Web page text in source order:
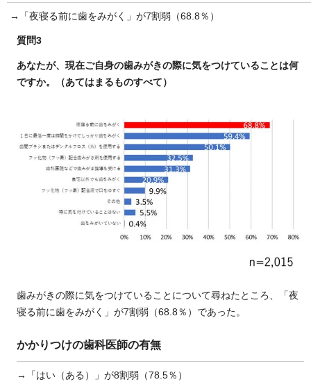
→「夜寝る前に歯をみがく」が7割弱（68.8％）
質問3
あなたが、現在ご自身の歯みがきの際に気をつけていることは何
ですか。（あてはまるものすべて）
歯みがきの際に気をつけていることについて尋ねたところ、「夜
寝る前に歯をみがく」が7割弱（68.8％）であった。
かかりつけの歯科医師の有無
→「はい（ある）」が8割弱（78.5％）